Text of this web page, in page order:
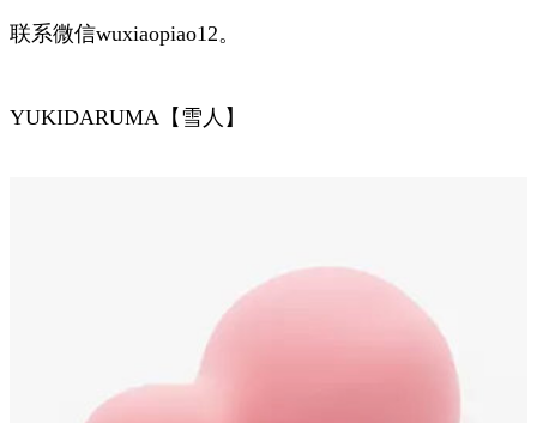
联系微信wuxiaopiao12。
YUKIDARUMA【雪人】